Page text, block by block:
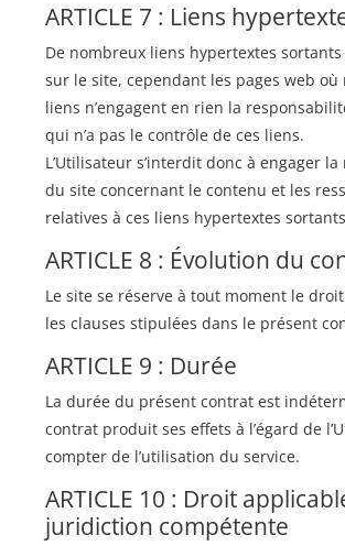
ARTICLE 7 : Liens
De nombreux liens hypertextes
sur le site, cependant les pages web où
liens n’engagent en rien la
qui n’a pas le contrôle de ces liens.
L’Utilisateur s’interdit donc à engager
du site concernant le contenu et les
relatives à ces liens hypertextes
ARTICLE 8 : Évolution du
Le site se réserve à tout moment le
les clauses stipulées dans le présent
ARTICLE 9 : Durée
La durée du présent contrat est
contrat produit ses effets à l’égard de
compter de l’utilisation du service.
ARTICLE 10 : Droit
juridiction compétente